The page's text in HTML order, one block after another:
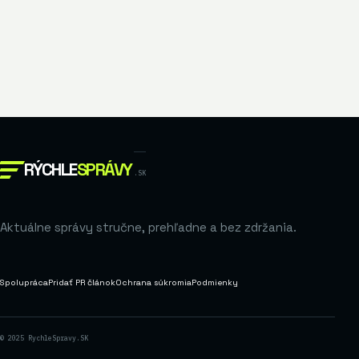
RÝCHLESPRÁVY .SK
Aktuálne správy stručne, prehľadne a bez zdržania.
SpoluprácaPridať PR článokOchrana súkromiaPodmienky
© 2025 RychleSpravy.SK